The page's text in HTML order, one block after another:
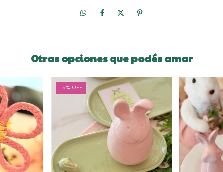
Otras opciones que podés amar
15% OFF